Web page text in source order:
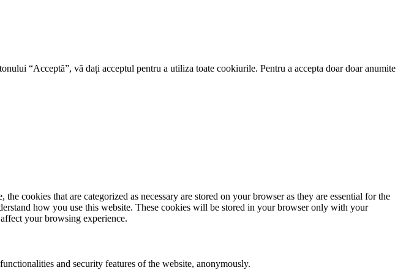
“Acceptă”, vă dați acceptul pentru a utiliza toate cookiurile. Pentru a accepta doar doar anumite
cookies that are categorized as necessary are stored on your browser as they are essential for the
how you use this website. These cookies will be stored in your browser only with your
your browsing experience.
and security features of the website, anonymously.